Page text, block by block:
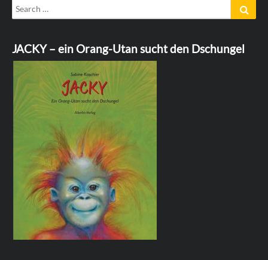
Search
for:
JACKY – ein Orang-Utan sucht den Dschungel